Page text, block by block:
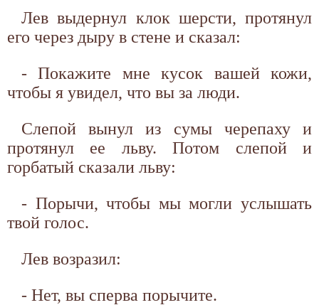
Лев выдернул клок шерсти, протянул
его через дыру в стене и сказал:
- Покажите мне кусок вашей кожи,
чтобы я увидел, что вы за люди.
Слепой вынул из сумы черепаху и
протянул ее льву. Потом слепой и
горбатый сказали льву:
- Порычи, чтобы мы могли услышать
твой голос.
Лев возразил:
- Нет, вы сперва порычите.